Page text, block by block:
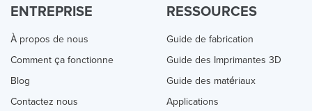
ENTREPRISE
À propos de nous
Comment ça fonctionne
Blog
Contactez nous
RESSOURCES
Guide de fabrication
Guide des Imprimantes 3D
Guide des matériaux
Applications